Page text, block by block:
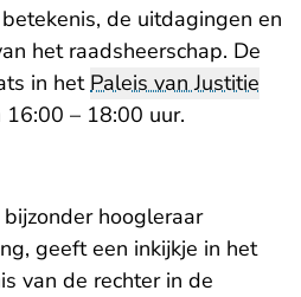
de uitdagingen en
het raadsheerschap. De
in hetPaleis van Justitie
16:00 – 18:00 uur.
hoogleraar
geeft een inkijkje in het
van de rechter in de